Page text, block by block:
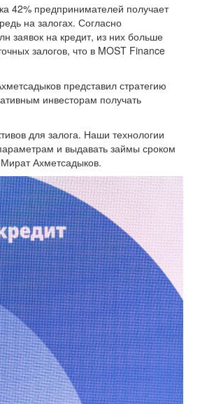
42% предпринимателей получает
на залогах. Согласно
заявок на кредит, из них больше
залогов, что в MOST Finance
представил стратегию
инвесторам получать
для залога. Наши технологии
и выдавать займы сроком
Ахметсадыков.